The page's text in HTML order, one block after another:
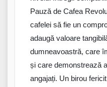
Pauză de Cafea
cafelei să fie un
adaugă valoare
dumneavoastră, care
și care demonstrează
angajați. Un birou